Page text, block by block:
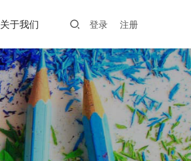
关于我们 登录 注册